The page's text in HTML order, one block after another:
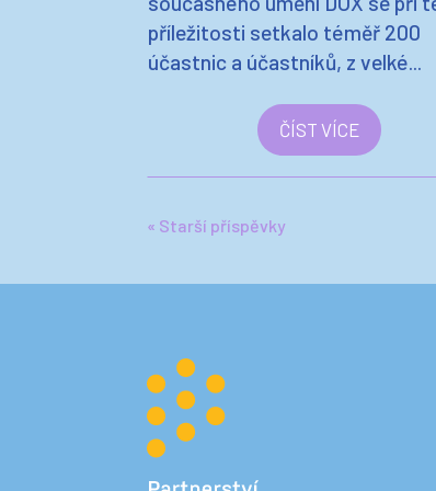
příležitosti setkalo téměř 200
účastnic a účastníků, z velké...
ČÍST VÍCE
« Starší příspěvky